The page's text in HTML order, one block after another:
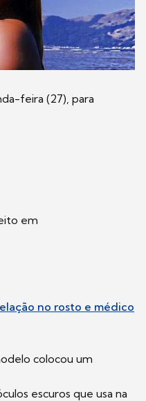
feira (27), para
em
no rosto e médico
colocou um
escuros que usa na